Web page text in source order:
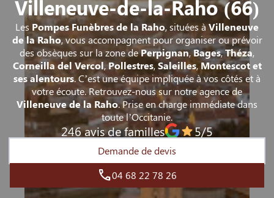
Villeneuve-de-la-Raho (66)
Les Pompes Funèbres de la Raho, situées àVilleneuve
de la Raho, vous accompagnent pour organiser ou prévoir
des obsèques sur la zone dePerpignan,Bages,Théza,
Corneilla del Vercol,Pollestres,Saleilles,Montescot et
ses alentours. C’est une équipe impliquée à vos côtés et à
votre écoute. Retrouvez-nous sur notre agence de
Villeneuve de la Raho. Prise en charge immédiate dans
toute l’Occitanie.
246 avis de familles 5/5
Demande de devis
04 68 22 78 26